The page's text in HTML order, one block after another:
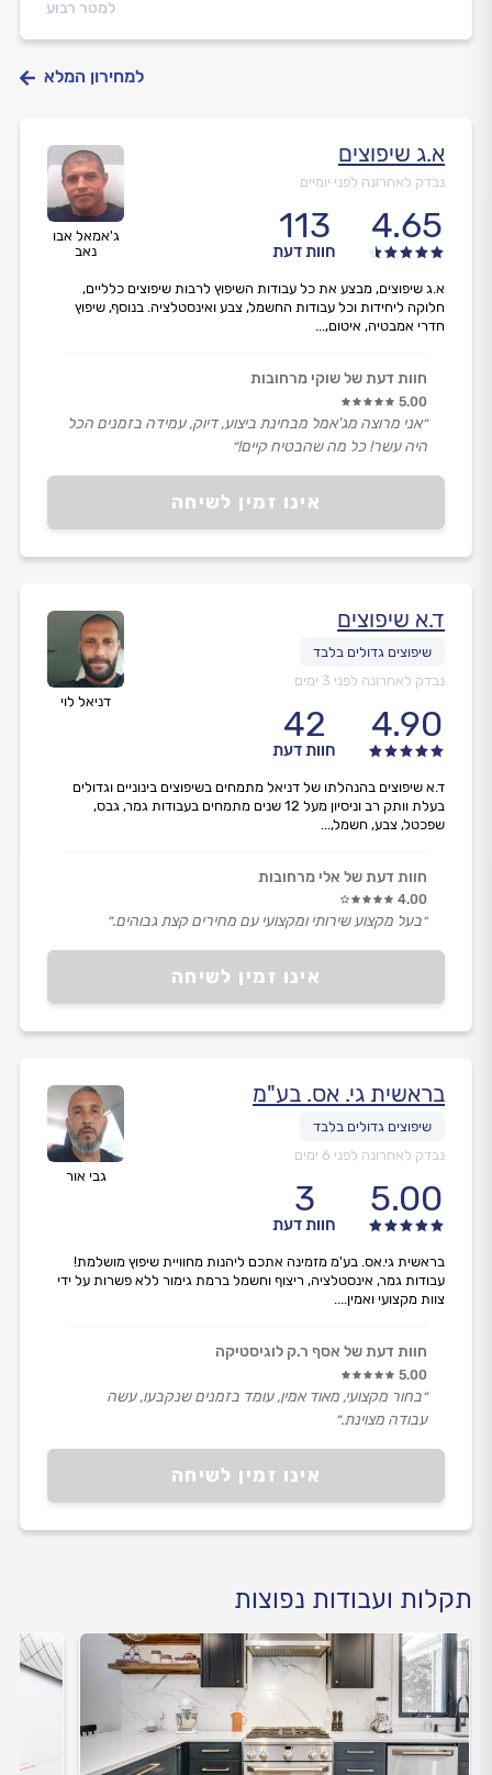
למטר רבוע
למחירון המלא
ג'אמאל אבו
נאב
א.ג שיפוצים
נבדק לאחרונה לפני יומיים
4.65
113
חוות דעת
אינו זמין לשיחה
א.ג שיפוצים, מבצע את כל עבודות השיפוץ לרבות שיפוצים כלליים,
חלוקה ליחידות וכל עבודות החשמל, צבע ואינסטלציה. בנוסף, שיפוץ
חדרי אמבטיה, איטום,...
חוות דעת של שוקי מרחובות
5.00
״אני מרוצה מג'אמל מבחינת ביצוע, דיוק, עמידה בזמנים הכל
היה עשר! כל מה שהבטיח קיים!״
דניאל לוי
ד.א שיפוצים
נבדק לאחרונה לפני 3 ימים
4.90
42
חוות דעת
אינו זמין לשיחה
ד.א שיפוצים בהנהלתו של דניאל מתמחים בשיפוצים בינוניים וגדולים
בעלת וותק רב וניסיון מעל 12 שנים מתמחים בעבודות גמר, גבס,
שפכטל, צבע, חשמל,...
חוות דעת של אלי מרחובות
4.00
״בעל מקצוע שירותי ומקצועי עם מחירים קצת גבוהים.״
גבי אור
בראשית גי. אס. בע"מ
נבדק לאחרונה לפני 6 ימים
5.00
3
חוות דעת
אינו זמין לשיחה
בראשית גי.אס. בע'מ מזמינה אתכם ליהנות מחוויית שיפוץ מושלמת!
עבודות גמר, אינסטלציה, ריצוף וחשמל ברמת גימור ללא פשרות על ידי
צוות מקצועי ואמין....
חוות דעת של אסף ר.ק לוגיסטיקה
5.00
״בחור מקצועי, מאוד אמין, עומד בזמנים שנקבעו, עשה
עבודה מצוינת.״
תקלות ועבודות נפוצות